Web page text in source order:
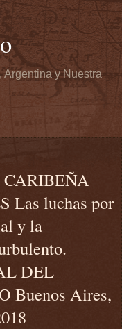
Argentina y Nuestra
Las luchas por
y la
DEL
Buenos Aires,